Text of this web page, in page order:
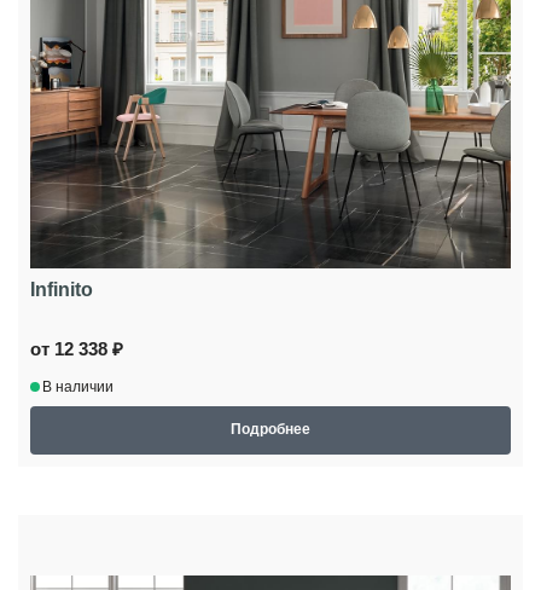
Infinito
от 12 338 ₽
В наличии
Подробнее